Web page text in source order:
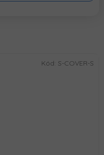
Kód: S-COVER-S